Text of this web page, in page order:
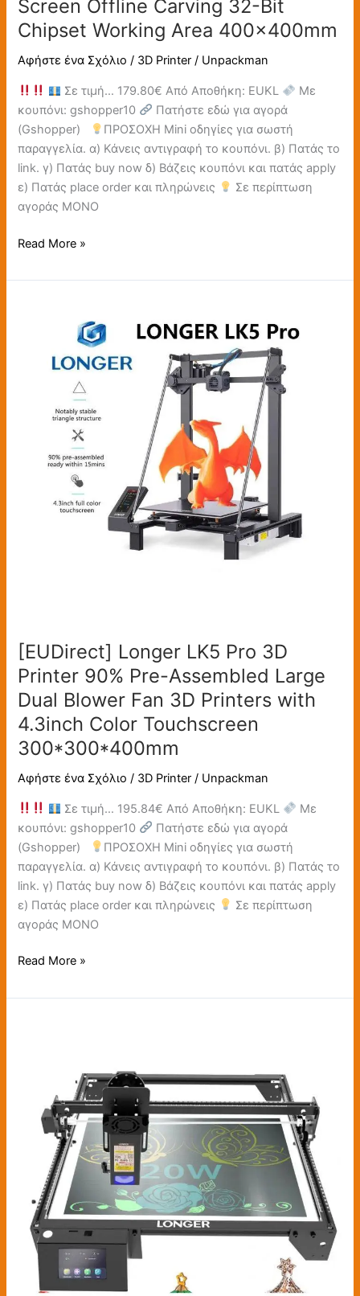
Screen Offline Carving 32-Bit
Chipset Working Area 400x400mm
Αφήστε ένα Σχόλιο / 3D Printer / Unpackman
Σε τιμή… 179.80€ Από Αποθήκη: EUKL
Με
κουπόνι: gshopper10
Πατήστε εδώ για αγορά
(Gshopper)
ΠΡΟΣΟΧΗ Mini οδηγίες για σωστή
παραγγελία. α) Κάνεις αντιγραφή το κουπόνι. β) Πατάς το
link. γ) Πατάς buy now δ) Βάζεις κουπόνι και πατάς apply
ε) Πατάς place order και πληρώνεις
Σε περίπτωση
αγοράς ΜΟΝΟ
Read More »
[EUDirect] Longer LK5 Pro 3D
Printer 90% Pre-Assembled Large
Dual Blower Fan 3D Printers with
4.3inch Color Touchscreen
300*300*400mm
Αφήστε ένα Σχόλιο / 3D Printer / Unpackman
Σε τιμή… 195.84€ Από Αποθήκη: EUKL
Με
κουπόνι: gshopper10
Πατήστε εδώ για αγορά
(Gshopper)
ΠΡΟΣΟΧΗ Mini οδηγίες για σωστή
παραγγελία. α) Κάνεις αντιγραφή το κουπόνι. β) Πατάς το
link. γ) Πατάς buy now δ) Βάζεις κουπόνι και πατάς apply
ε) Πατάς place order και πληρώνεις
Σε περίπτωση
αγοράς ΜΟΝΟ
Assembled
Touchscreen
300*300*400mm
Read More »
Engraver
Touch
Screen
Chipset
WIFI
0.08*0.1mm
Laser
Spot